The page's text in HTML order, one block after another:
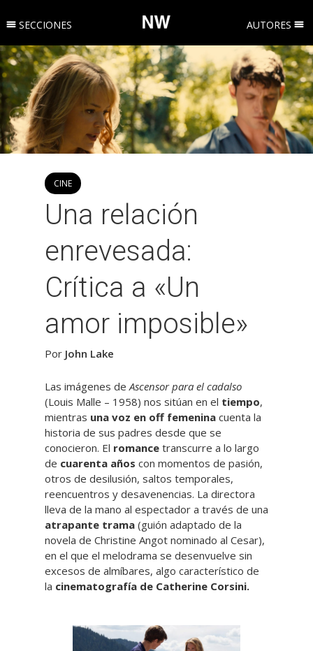
SECCIONES AUTORES
CINE
Una relación
enrevesada:
Crítica a «Un
amor imposible»
Por John Lake
Las imágenes deAscensor para el cadalso
(Louis Malle – 1958) nos sitúan en el tiempo,
mientras una voz en off femenina cuenta la
historia de sus padres desde que se
conocieron. El romance transcurre a lo largo
de cuarenta años con momentos de pasión,
otros de desilusión, saltos temporales,
reencuentros y desavenencias. La directora
lleva de la mano al espectador a través de una
atrapante trama (guión adaptado de la
novela de Christine Angot nominado al Cesar),
en el que el melodrama se desenvuelve sin
excesos de almíbares, algo característico de
la cinematografía de Catherine Corsini.